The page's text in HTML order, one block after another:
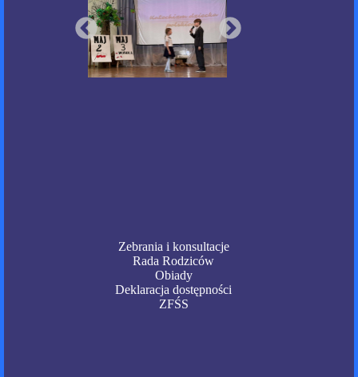
Zebrania i konsultacje
Rada Rodziców
Obiady
Deklaracja dostępności
ZFŚS